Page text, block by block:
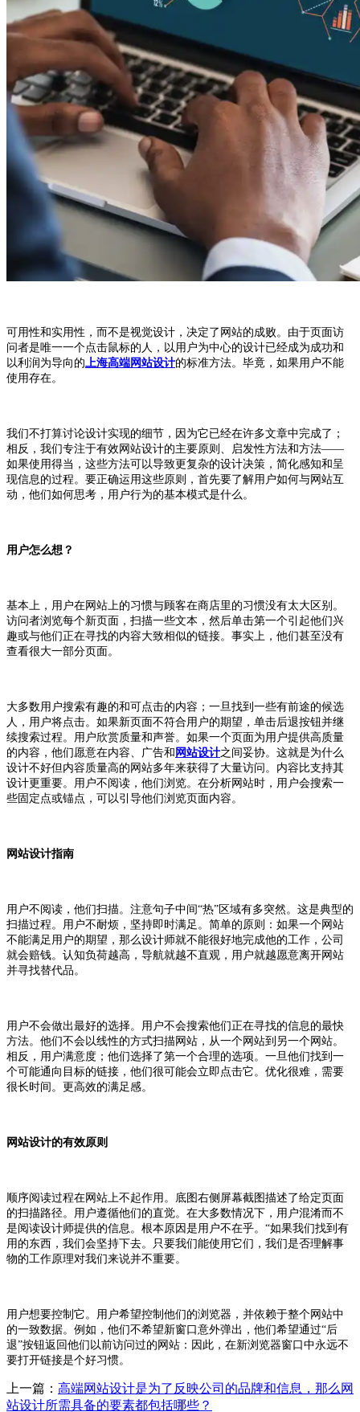
可用性和实用性，而不是视觉设计，决定了网站的成败。由于页面访
问者是唯一一个点击鼠标的人，以用户为中心的设计已经成为成功和
以利润为导向的上海高端网站设计的标准方法。毕竟，如果用户不能
使用存在。
我们不打算讨论设计实现的细节，因为它已经在许多文章中完成了；
相反，我们专注于有效网站设计的主要原则、启发性方法和方法——
如果使用得当，这些方法可以导致更复杂的设计决策，简化感知和呈
现信息的过程。 要正确运用这些原则，首先要了解用户如何与网站互
动，他们如何思考，用户行为的基本模式是什么。
用户怎么想？
基本上，用户在网站上的习惯与顾客在商店里的习惯没有太大区别。
访问者浏览每个新页面，扫描一些文本，然后单击第一个引起他们兴
趣或与他们正在寻找的内容大致相似的链接。事实上，他们甚至没有
查看很大一部分页面。
大多数用户搜索有趣的和可点击的内容；一旦找到一些有前途的候选
人，用户将点击。如果新页面不符合用户的期望，单击后退按钮并继
续搜索过程。 用户欣赏质量和声誉。如果一个页面为用户提供高质量
的内容，他们愿意在内容、广告和 网站设计之间妥协。这就是为什么
设计不好但内容质量高的网站多年来获得了大量访问。内容比支持其
设计更重要。 用户不阅读，他们浏览。在分析网站时，用户会搜索一
些固定点或锚点，可以引导他们浏览页面内容。
网站设计指南
用户不阅读，他们扫描。注意句子中间“热”区域有多突然。这是典型的
扫描过程。用户不耐烦，坚持即时满足。简单的原则：如果一个网站
不能满足用户的期望，那么设计师就不能很好地完成他的工作，公司
就会赔钱。认知负荷越高，导航就越不直观，用户就越愿意离开网站
并寻找替代品。
用户不会做出最好的选择。用户不会搜索他们正在寻找的信息的最快
方法。他们不会以线性的方式扫描网站，从一个网站到另一个网站。
相反，用户满意度；他们选择了第一个合理的选项。一旦他们找到一
个可能通向目标的链接，他们很可能会立即点击它。优化很难，需要
很长时间。更高效的满足感。
网站设计的有效原则
顺序阅读过程在网站上不起作用。底图右侧屏幕截图描述了给定页面
的扫描路径。用户遵循他们的直觉。在大多数情况下，用户混淆而不
是阅读设计师提供的信息。根本原因是用户不在乎。“如果我们找到有
用的东西，我们会坚持下去。只要我们能使用它们，我们是否理解事
物的工作原理对我们来说并不重要。
用户想要控制它。用户希望控制他们的浏览器，并依赖于整个网站中
的一致数据。例如，他们不希望新窗口意外弹出，他们希望通过“后
退”按钮返回他们以前访问过的网站：因此，在新浏览器窗口中永远不
要打开链接是个好习惯。
上一篇： 高端网站设计是为了反映公司的品牌和信息，那么网
站设计所需具备的要素都包括哪些？